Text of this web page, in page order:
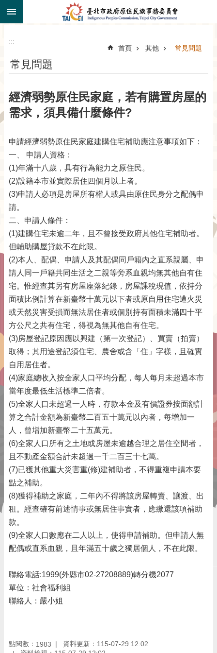
跳到主要內容區塊
:::
首頁 其他 常見問題
常見問題
經濟弱勢原住民家庭，若有購置房屋的
需求，須具備什麼條件?
申請經濟弱勢原住民家庭建購住宅補助應注意事項如下：
一、 申請人資格：
(1)年滿十八歲，具有行為能力之原住民。
(2)設籍本市並實際居住四個月以上者。
(3)申請人必項是房屋所有權人或具由原住民身分之配偶申
請。
二、申請人條件：
(1)建購住宅未逾二年，且不曾接受政府其他住宅補助者。
但輔助購屋貸款不在此限。
(2)本人、配偶、申請人及其配偶同戶籍內之直系親屬、申
請人同一戶籍共同生活之二親等旁系血親均無其他自有住
宅。惟經查其另有房屋座落紀錄，房屋課稅現值，依持分
面積比例計算在新臺幣十萬元以下者或原自用住宅遭火災
或天然災害受損而無法居住者或個別持有面積未滿四十平
方公尺之共有住宅，得視為無其他自有住宅。
(3)房屋登記原因應以興建（第一次登記）、買賣（拍賣）
取得；其用途登記須住宅、農舍或含「住」字樣，且確實
自用居住者。
(4)家庭總收入按全家人口平均分配，每人每月未超過本市
當年度最低生活標準二倍者。
(5)全家人口未超過一人時，存款本金及有價證券按面額計
算之合計金額為新臺幣二百五十萬元以內者，每增加一
人，曾增加新臺幣二十五萬元。
(6)全家人口所有之土地或房屋未逾越合理之居住空間者，
且不動產金額合計未超過一千二百三十七萬。
(7)已獲其他重大災害重(修)建補助者，不得重複申請本要
點之補助。
(8)獲得補助之家庭，二年內不得將該房屋轉賣、讓渡、出
租。經查確有前述情事或無居住事實者，應繳還該項補助
款。
(9)全家人口數應在二人以上，使得申請補助。但申請人無
配偶或直系血親，且年滿五十歲之獨居個人，不在此限。
聯絡電話:1999(外縣市02-27208889)轉分機2077
單位：社會福利組
聯絡人：嚴小姐
點閱數： 1983
資料更新：115-07-29 12:02